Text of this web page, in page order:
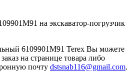
на экскаватор-погрузчик
6109901М91 Terex Вы можете
на странице товара либо
почту dstsnab116@gmail.com.